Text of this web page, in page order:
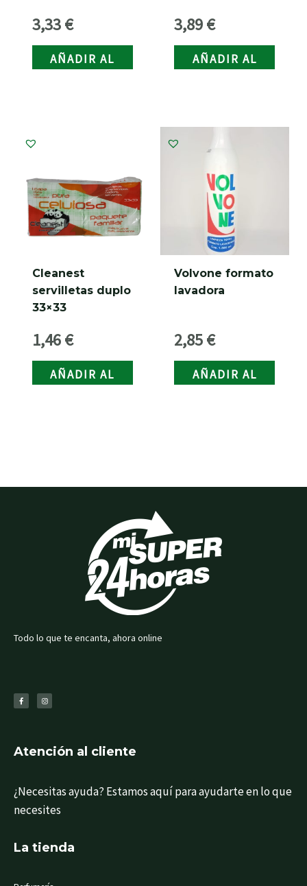
3,33€
AÑADIR AL
CARRITO
3,89€
AÑADIR AL
CARRITO
Cleanest
servilletas duplo
33×33
1,46€
AÑADIR AL
CARRITO
Volvone formato
lavadora
2,85€
AÑADIR AL
CARRITO
Todo lo que te encanta, ahora online
c
e
b
s
t
a
Atención al cliente
¿Necesitas ayuda? Estamos aquí para ayudarte en lo que
necesites
La tienda